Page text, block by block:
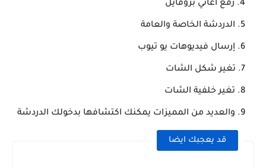
رفع اغاني بروفايل
الدردشة الخاصة والعامة
إرسال فيديوهات يو تيوب
تغير شكل الشات
تغير خلفية الشات
والعديد من المميزات يمكنك اكتشافها بدخولك الدردشة
قد يعجبك ايضا